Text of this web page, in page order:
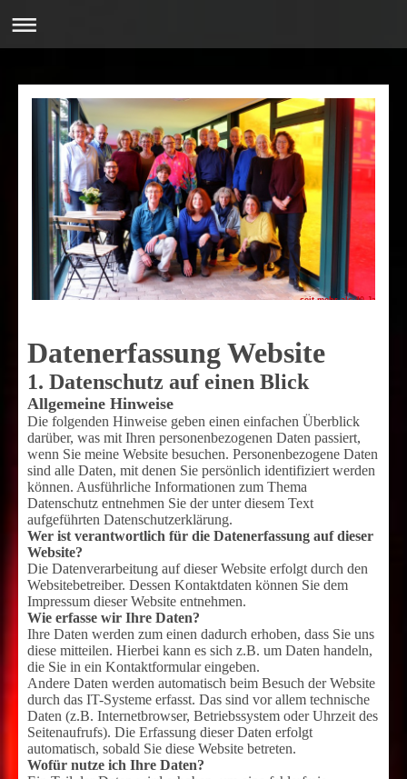
seit mehr als 40 Jahren!
Datenerfassung Website
1. Datenschutz auf einen Blick
Allgemeine Hinweise
Die folgenden Hinweise geben einen einfachen Überblick
darüber, was mit Ihren personenbezogenen Daten passiert,
wenn Sie meine Website besuchen. Personenbezogene Daten
sind alle Daten, mit denen Sie persönlich identifiziert werden
können. Ausführliche Informationen zum Thema
Datenschutz entnehmen Sie der unter diesem Text
aufgeführten Datenschutzerklärung.
Wer ist verantwortlich für die Datenerfassung auf dieser
Website?
Die Datenverarbeitung auf dieser Website erfolgt durch den
Websitebetreiber. Dessen Kontaktdaten können Sie dem
Impressum dieser Website entnehmen.
Wie erfasse wir Ihre Daten?
Ihre Daten werden zum einen dadurch erhoben, dass Sie uns
diese mitteilen. Hierbei kann es sich z.B. um Daten handeln,
die Sie in ein Kontaktformular eingeben.
Andere Daten werden automatisch beim Besuch der Website
durch das IT-Systeme erfasst. Das sind vor allem technische
Daten (z.B. Internetbrowser, Betriebssystem oder Uhrzeit des
Seitenaufrufs). Die Erfassung dieser Daten erfolgt
automatisch, sobald Sie diese Website betreten.
Wofür nutze ich Ihre Daten?